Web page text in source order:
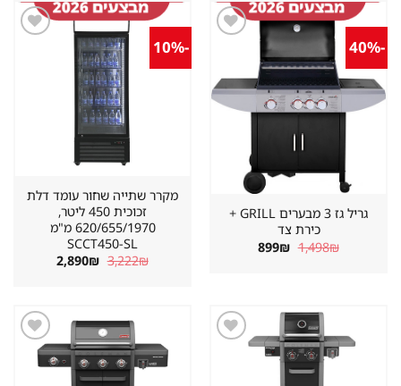
במועדפים
גריל גז 3 מבערים GRILL +
כירת צד
1,498₪ המחיר
המקורי
899₪ המחיר
הנוכחי
מקרר שתייה שחור עומד דלת
זכוכית 450 ליטר,
620/655/1970 מ"מ
SCCT450-SL
3,222₪ המחיר
2,890₪ המחיר
הנוכחי
שמור
מוצר